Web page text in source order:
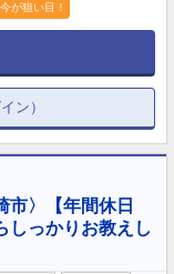
今が狙い目！
ン）
市〉【年間休日
しっかりお教えし